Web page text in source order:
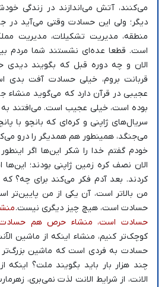
می‌کنند، آتش می‌اندازند در زندگی
دیگر؛ ولی این حسادت وقتی می‌آید در
منطقه، مدیریت تشکیلات، مدیریت
است. قطعا عده‌ای نشستند شما مردم
الان و چه دوره قبل که بگویند دیدی
قربانت بروم، خیلی حسادت آفت بدی
عجیبی در قرآن دارد که می‌گوید
بوده است، خیلی عجیب است. می‌افتند به
سریال‌های ژاپنی و کره‌ای که بانچو با
می‌جنگد، همینطور هم همدیگر را درو
خودم گفتم خدا را شکر این‌ها اگر
الان نصف کره زمین ژاپنی بودند؛
کردند. بعد آدم فکر می‌کند برای چه؟ که
من بالاتر است، آن یکی از من پایین‌تر
حسادت است، هیچ چیز دیگری نیست.
حسادت است، منشاء حرص هم
کوچک‌تر کنیم، منشاء اینکه از ماشین
حسادت به فردی است که ماشین بزرگ‌تر
چند هزار بار باید بگویند ملت؟ اینکه
الانت، از شرایط الانت لذت نمی‌بری،